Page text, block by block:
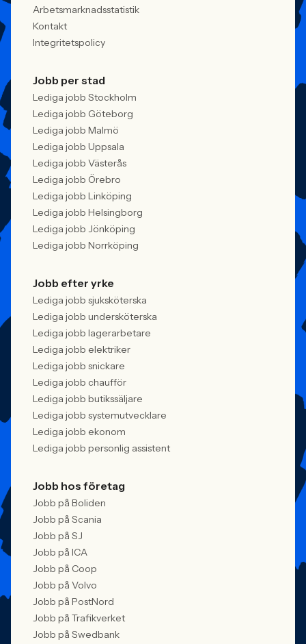
Arbetsmarknadsstatistik
Kontakt
Integritetspolicy
Jobb per stad
Lediga jobb Stockholm
Lediga jobb Göteborg
Lediga jobb Malmö
Lediga jobb Uppsala
Lediga jobb Västerås
Lediga jobb Örebro
Lediga jobb Linköping
Lediga jobb Helsingborg
Lediga jobb Jönköping
Lediga jobb Norrköping
Jobb efter yrke
Lediga jobb sjuksköterska
Lediga jobb undersköterska
Lediga jobb lagerarbetare
Lediga jobb elektriker
Lediga jobb snickare
Lediga jobb chaufför
Lediga jobb butikssäljare
Lediga jobb systemutvecklare
Lediga jobb ekonom
Lediga jobb personlig assistent
Jobb hos företag
Jobb på Boliden
Jobb på Scania
Jobb på SJ
Jobb på ICA
Jobb på Coop
Jobb på Volvo
Jobb på PostNord
Jobb på Trafikverket
Jobb på Swedbank